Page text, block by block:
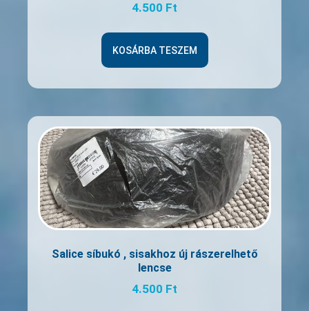
4.500 Ft
KOSÁRBA TESZEM
Salice síbukó , sisakhoz új rászerelhető
lencse
4.500 Ft